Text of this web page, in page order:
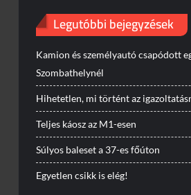
Legutóbbi bejegyzések
Kamion és személyautó csapódott
Szombathelynél
Hihetetlen, mi történt az
Teljes káosz az M1-esen
Súlyos baleset a 37-es főúton
Egyetlen csikk is elég!